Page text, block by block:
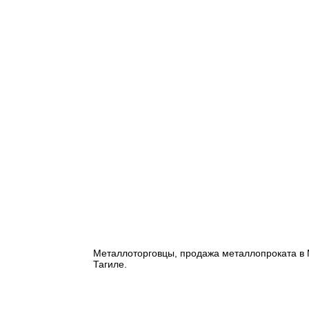
Металлоторговцы, продажа металлопроката
Тагиле.